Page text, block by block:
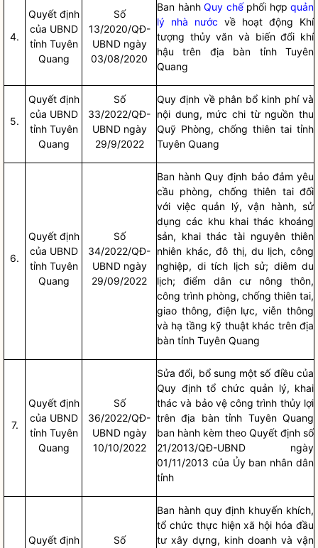
4.
Quyết định
của UBND
tỉnh Tuyên
Quang
Số
13/2020/QĐ-
UBND ngày
03/08/2020
Ban hành Quy chếphối hợp quản
lý nhà nước về hoạt động Khí
tượng thủy văn và biến đổi khí
hậu trên địa bàn tỉnh Tuyên
Quang
5.
Quyết định
của UBND
tỉnh Tuyên
Quang
Số
33/2022/QĐ-
UBND ngày
29/9/2022
Quy định về phân bổ kinh phí và
nội dung, mức chi từ nguồn thu
Quỹ Phòng, chống thiên tai tỉnh
Tuyên Quang
6.
Quyết định
của UBND
tỉnh Tuyên
Quang
Số
34/2022/QĐ-
UBND ngày
29/09/2022
Ban hành Quy định bảo đảm yêu
cầu phòng, chống thiên tai đối
với việc quản lý, vận hành, sử
dụng các khu khai thác khoáng
sản, khai thác tài nguyên thiên
nhiên khác, đô thị, du lịch, công
nghiệp, di tích lịch sử; diêm du
lịch; điểm dân cư nông thôn,
công trình phòng, chống thiên tai,
giao thông, điện lực, viễn thông
và hạ tầng kỹ thuật khác trên địa
bàn tỉnh Tuyên Quang
7.
Quyết định
của UBND
tỉnh Tuyên
Quang
Số
36/2022/QĐ-
UBND ngày
10/10/2022
Sửa đổi, bổ sung một số điều của
Quy định tổ chức quản lý, khai
thác và bảo vệ công trình thủy lợi
trênđịa bàntỉnh Tuyên Quang
ban hành kèm theo Quyết định số
21/2013/QĐ-UBND ngày
01/11/2013 của Ủy ban nhân dân
tỉnh
Quyết định
Số
Ban hành quy định khuyến khích,
tổ chức thực hiện xã hội hóa đầu
tư xây dựng, kinh doanh và vận